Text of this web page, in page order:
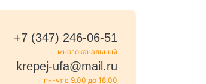
+7 (347) 246-06-51
многоканальный
krepej-ufa@mail.ru
пн-чт с 9.00 до 18.00